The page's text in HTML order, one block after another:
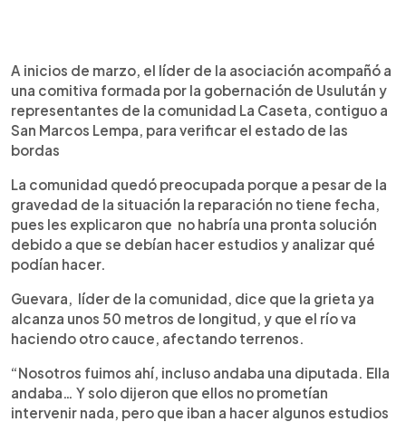
A inicios de marzo, el líder de la asociación acompañó a
una comitiva formada por la gobernación de Usulután y
representantes de la comunidad La Caseta, contiguo a
San Marcos Lempa, para verificar el estado de las
bordas
La comunidad quedó preocupada porque a pesar de la
gravedad de la situación la reparación no tiene fecha,
pues les explicaron que no habría una pronta solución
debido a que se debían hacer estudios y analizar qué
podían hacer.
Guevara, líder de la comunidad, dice que la grieta ya
alcanza unos 50 metros de longitud, y que el río va
haciendo otro cauce, afectando terrenos.
“Nosotros fuimos ahí, incluso andaba una diputada. Ella
andaba… Y solo dijeron que ellos no prometían
intervenir nada, pero que iban a hacer algunos estudios